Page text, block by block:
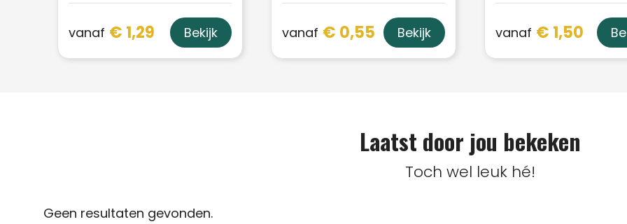
vanaf € 1,29 Bekijk vanaf € 0,55 Bekijk vanaf € 1,50
Laatst door jou bekeken
Toch wel leuk hé!
Geen resultaten gevonden.